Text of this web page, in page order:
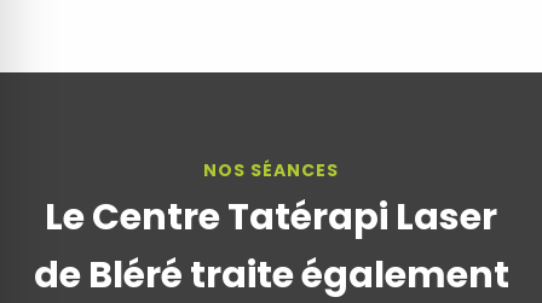
NOS SÉANCES
Le Centre Tatérapi Laser
de Bléré traite également